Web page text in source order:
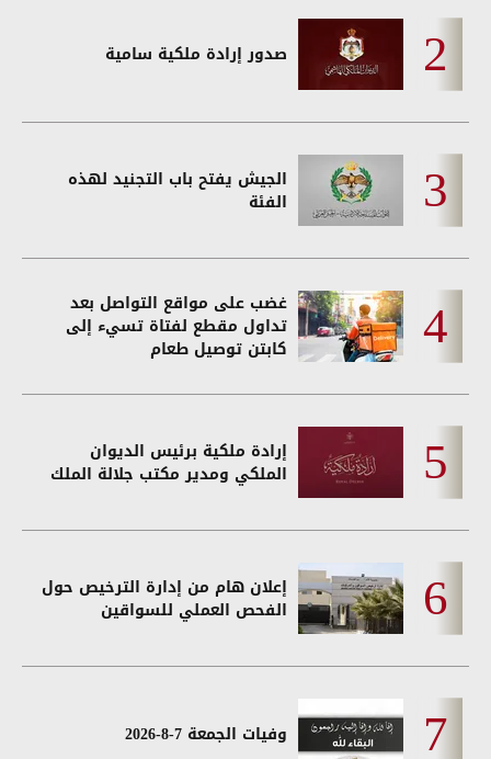
صدور إرادة ملكية سامية
الجيش يفتح باب التجنيد لهذه
الفئة
غضب على مواقع التواصل بعد
تداول مقطع لفتاة تسيء إلى
كابتن توصيل طعام
إرادة ملكية برئيس الديوان
الملكي ومدير مكتب جلالة الملك
إعلان هام من إدارة الترخيص حول
الفحص العملي للسواقين
وفيات الجمعة 7-8-2026